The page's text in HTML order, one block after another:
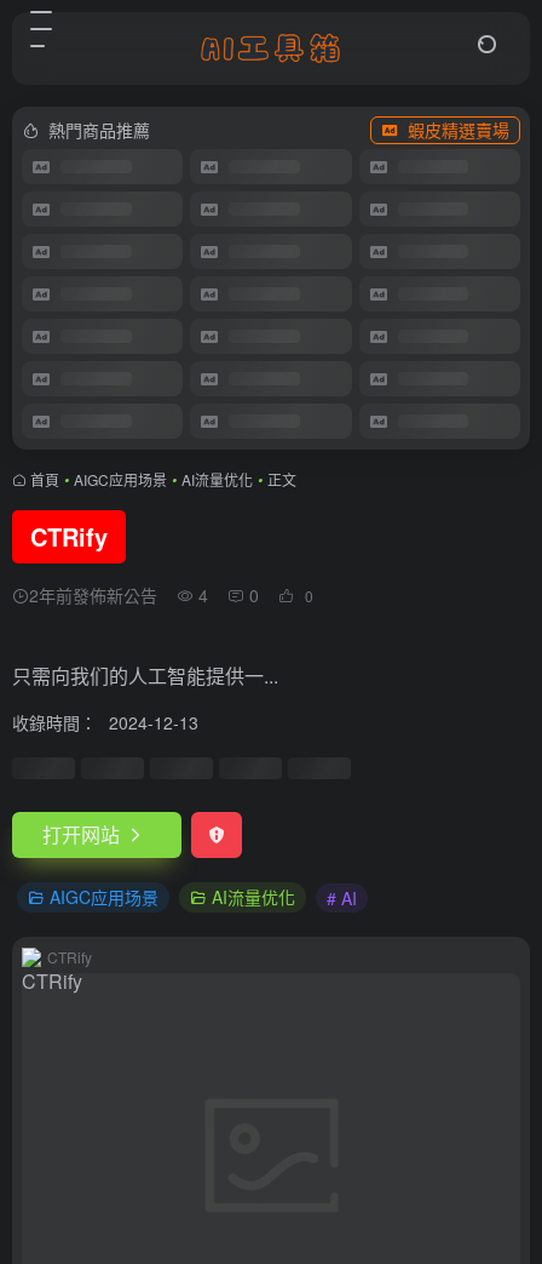
熱門商品推薦 蝦皮精選賣場
首頁 • AIGC应用场景 • AI流量优化 • 正文
CTRify
2年前發佈新公告 4 0 0
只需向我们的人工智能提供一...
收錄時間： 2024-12-13
打开网站
AIGC应用场景 AI流量优化 # AI
CTRify